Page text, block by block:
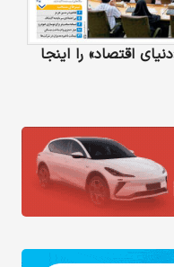
اقتصاد» را اینجا